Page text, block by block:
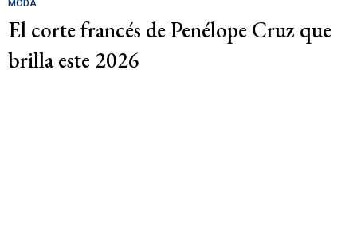
MODA
El corte francés de Penélope Cruz que
brilla este 2026